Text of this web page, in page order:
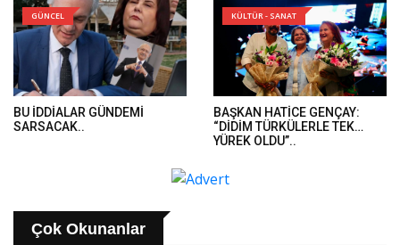
GÜNCEL
BU İDDİALAR GÜNDEMİ
SARSACAK..
KÜLTÜR - SANAT
BAŞKAN HATİCE GENÇAY:
“DİDİM TÜRKÜLERLE TEK
YÜREK OLDU”..
Çok Okunanlar